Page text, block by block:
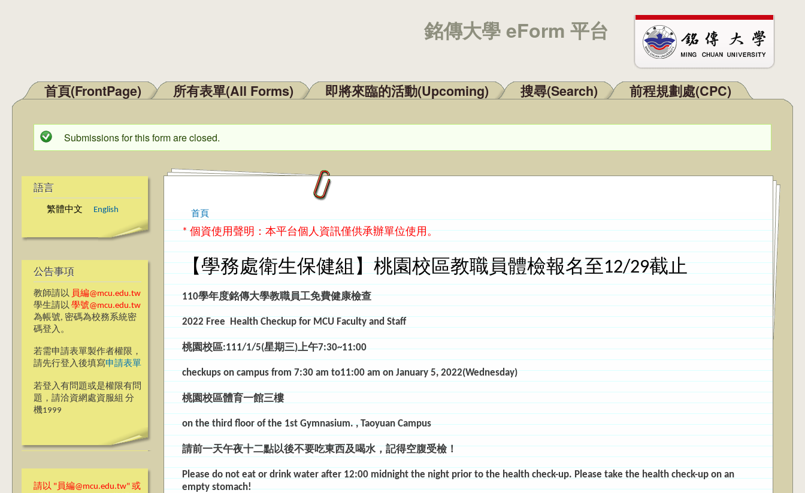
銘傳大學 eForm 平台
主選單
首頁(FrontPage) 所有表單(All Forms) 即將來臨的活動(Upcoming) 搜尋(Search) 前程規劃處(CPC)
狀態訊息
Submissions for this form are closed.
語言
繁體中文 English
公告事項
教師請以 員編@mcu.edu.tw
學生請以 學號@mcu.edu.tw
為帳號, 密碼為校務系統密
碼登入。
若需申請表單製作者權限，
請先行登入後填寫申請表單
若登入有問題或是權限有問
題，請洽資網處資服組 分
機1999
請以 "員編@mcu.edu.tw" 或
您在這裡
首頁
* 個資使用聲明：本平台個人資訊僅供承辦單位使用。
【學務處衛生保健組】桃園校區教職員體檢報名至12/29截止
110學年度銘傳大學教職員工免費健康檢查
2022 Free Health Checkup for MCU Faculty and Staff
桃園校區:111/1/5(星期三)上午7:30~11:00
checkups on campus from 7:30 am to11:00 am on January 5, 2022(Wednesday)
桃園校區體育一館三樓
on the third floor of the 1st Gymnasium. , Taoyuan Campus
請前一天午夜十二點以後不要吃東西及喝水，記得空腹受檢！
Please do not eat or drink water after 12:00 midnight the night prior to the health check-up. Please take the health check-up on an
empty stomach!